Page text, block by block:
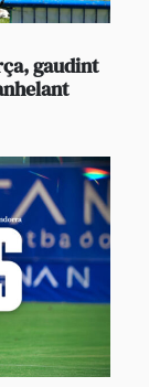
gaudint